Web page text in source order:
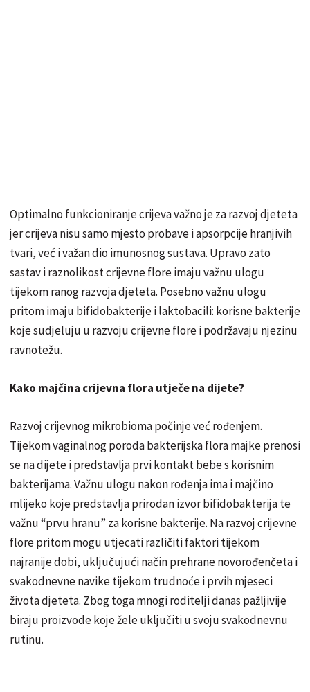
Optimalno funkcioniranje crijeva važno je za razvoj djeteta
jer crijeva nisu samo mjesto probave i apsorpcije hranjivih
tvari, već i važan dio imunosnog sustava. Upravo zato
sastav i raznolikost crijevne flore imaju važnu ulogu
tijekom ranog razvoja djeteta. Posebno važnu ulogu
pritom imaju bifidobakterije i laktobacili: korisne bakterije
koje sudjeluju u razvoju crijevne flore i podržavaju njezinu
ravnotežu.
Kako majčina crijevna flora utječe na dijete?
Razvoj crijevnog mikrobioma počinje već rođenjem.
Tijekom vaginalnog poroda bakterijska flora majke prenosi
se na dijete i predstavlja prvi kontakt bebe s korisnim
bakterijama. Važnu ulogu nakon rođenja ima i majčino
mlijeko koje predstavlja prirodan izvor bifidobakterija te
važnu “prvu hranu” za korisne bakterije. Na razvoj crijevne
flore pritom mogu utjecati različiti faktori tijekom
najranije dobi, uključujući način prehrane novorođenčeta i
svakodnevne navike tijekom trudnoće i prvih mjeseci
života djeteta. Zbog toga mnogi roditelji danas pažljivije
biraju proizvode koje žele uključiti u svoju svakodnevnu
rutinu.